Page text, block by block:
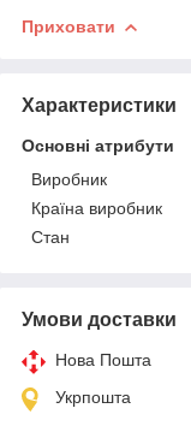
Приховати
Характеристики
Основні атрибути
Виробник
Країна виробник
Стан
Умови доставки
Нова Пошта
Укрпошта